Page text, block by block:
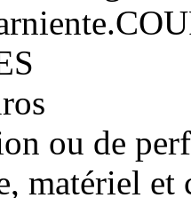
ou de
matériel